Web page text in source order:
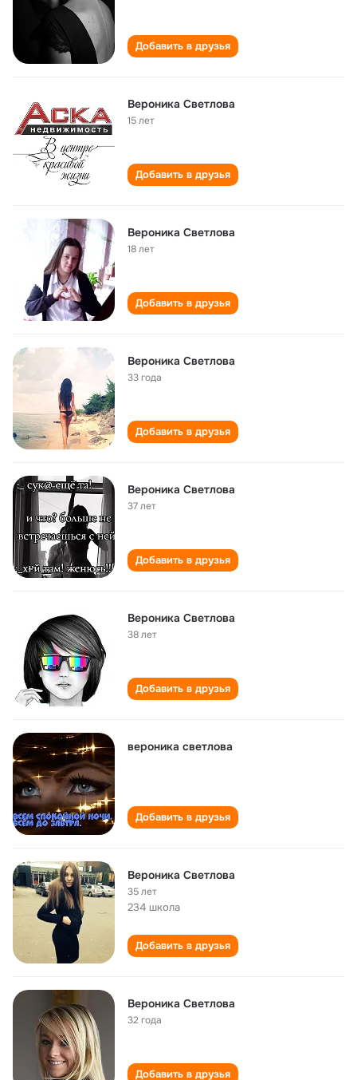
Добавить в друзья
Вероника Светлова
15 лет
Добавить в друзья
Вероника Светлова
18 лет
Добавить в друзья
Вероника Светлова
33 года
Добавить в друзья
Вероника Светлова
37 лет
Добавить в друзья
Вероника Светлова
38 лет
Добавить в друзья
вероника светлова
Добавить в друзья
Вероника Светлова
35 лет
234 школа
Добавить в друзья
Вероника Светлова
32 года
Добавить в друзья